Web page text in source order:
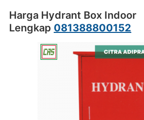
Harga Hydrant Box Indoor
Lengkap 081388800152